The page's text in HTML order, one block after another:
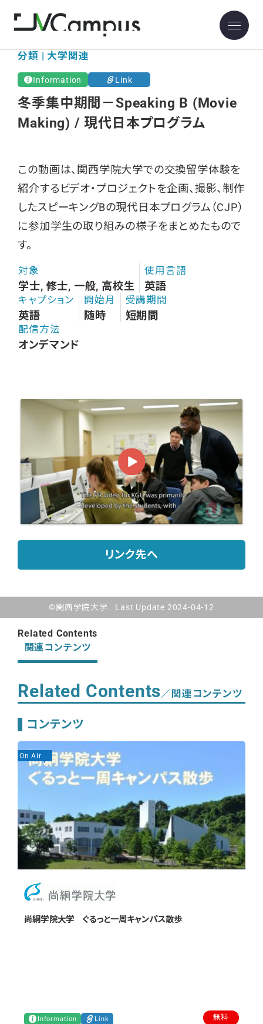
分類 | 大学関連
Information Link
冬季集中期間－Speaking B (Movie
Making) / 現代日本プログラム
この動画は、関西学院大学での交換留学体験を
紹介するビデオ・プロジェクトを企画、撮影、制作
したスピーキングBの現代日本プログラム（CJP）
に参加学生の取り組みの様子をまとめたもので
す。
対象
学士, 修士, 一般, 高校生
使用言語
英語
キャプション
英語
開始月
随時
受講期間
短期間
配信方法
オンデマンド
リンク先へ
©関西学院大学. Last Update 2024-04-12
Related Contents
関連コンテンツ
Related Contents／関連コンテンツ
コンテンツ
尚絅学院大学 ぐるっと一周キャンパス散歩
Information Link 無料
On Air